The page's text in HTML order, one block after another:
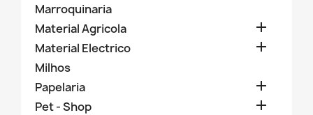
Marroquinaria
Material Agricola

Material Electrico 
Milhos
Papelaria

Pet - Shop 